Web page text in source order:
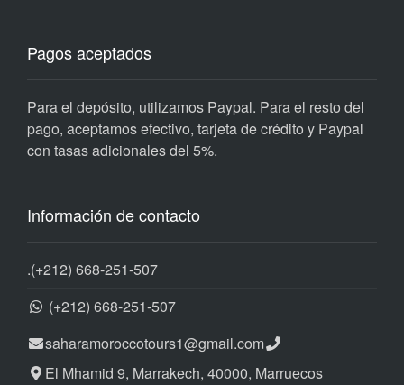
Pagos aceptados
Para el depósito, utilizamos Paypal. Para el resto del
pago, aceptamos efectivo, tarjeta de crédito y Paypal
con tasas adicionales del 5%.
Información de contacto
.(+212) 668-251-507
(+212) 668-251-507
saharamoroccotours1@gmail.com
El Mhamid 9, Marrakech, 40000, Marruecos